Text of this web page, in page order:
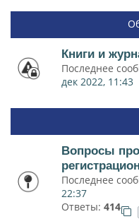
Книги и
Последнее
дек 2022, 11:43
Вопросы про
Последнее
22:37
Ответы: 414